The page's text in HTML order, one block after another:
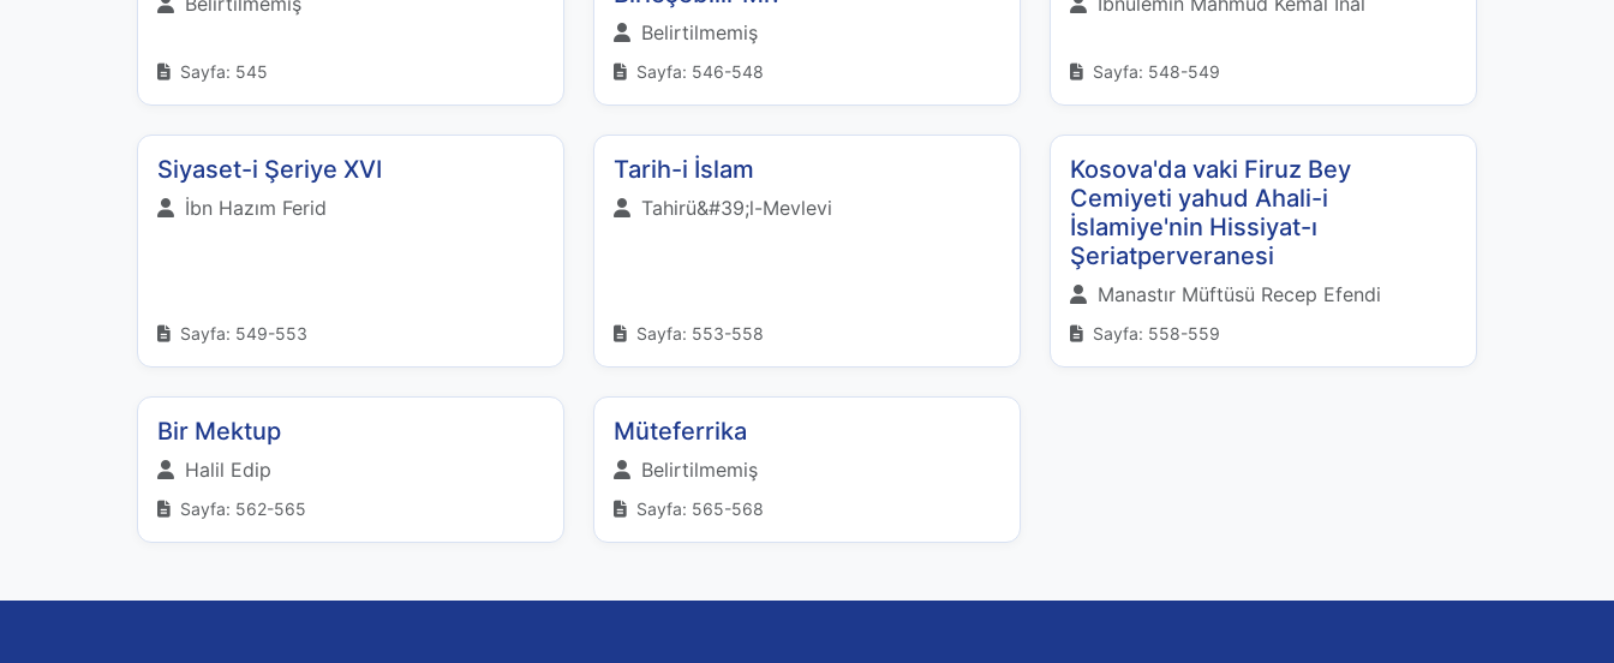
Sayfa: 545
Belirtilmemiş
Sayfa: 546-548 Sayfa: 548-549
Siyaset-i Şeriye XVI
İbn Hazım Ferid
Sayfa: 549-553
Tarih-i İslam
Tahirü&#39;l-Mevlevi
Sayfa: 553-558
Kosova'da vaki Firuz Bey
Cemiyeti yahud Ahali-i
İslamiye'nin Hissiyat-ı
Şeriatperveranesi
Manastır Müftüsü Recep Efendi
Sayfa: 558-559
Bir Mektup
Halil Edip
Sayfa: 562-565
Müteferrika
Belirtilmemiş
Sayfa: 565-568